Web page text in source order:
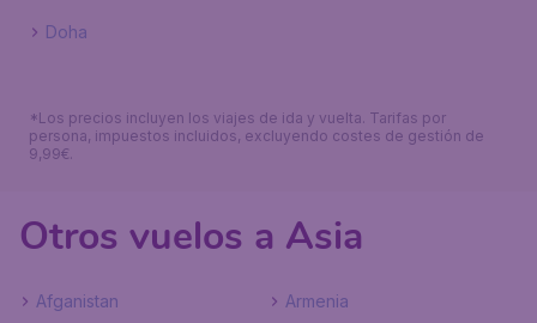
Doha
*Los precios incluyen los viajes de ida y vuelta. Tarifas por
persona, impuestos incluidos, excluyendo costes de gestión de
9,99€.
Otros vuelos a Asia
Afganistan
Armenia